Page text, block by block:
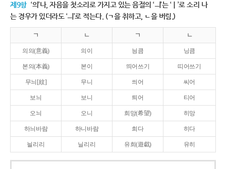
제9항 ‘의’나, 자음을 첫소리로 가지고 있는 음절의 ‘ㅢ’는 ‘ㅣ’로 소리 나
는 경우가 있더라도 ‘ㅢ’로 적는다. (ㄱ을 취하고, ㄴ을 버림.)
ㄱ ㄴ ㄱ ㄴ
의의(意義) 의이 닁큼 닝큼
본의(本義) 본이 띄어쓰기 띠어쓰기
무늬[紋] 무니 씌어 씨어
보늬 보니 틔어 티어
오늬 오니 희망(希望) 히망
하늬바람 하니바람 희다 히다
늴리리 닐리리 유희(遊戱) 유히